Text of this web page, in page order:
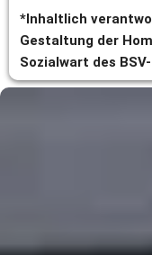
*Inhaltlich
Gestaltung der
Sozialwart des